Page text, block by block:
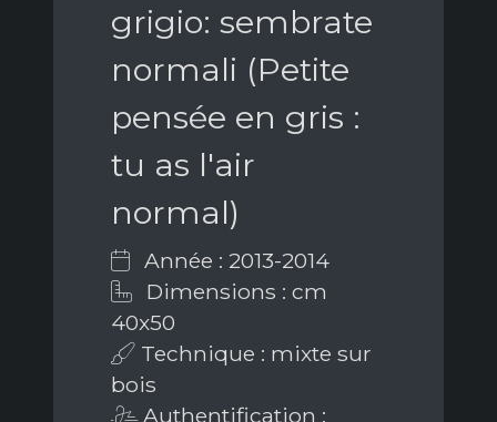
grigio: sembrate
normali (Petite
pensée en gris :
tu as l'air
normal)
Année : 2013-2014
Dimensions : cm
40x50
Technique : mixte sur
bois
Authentification :